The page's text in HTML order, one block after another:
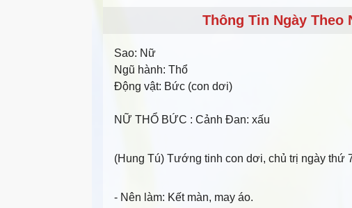
Thông Tin Ngày Theo
Sao: Nữ
Ngũ hành: Thổ
Động vật: Bức (con dơi)
NỮ THỔ BỨC : Cảnh Đan: xấu
(Hung Tú) Tướng tinh con dơi, chủ trị ngày thứ
- Nên làm: Kết màn, may áo.